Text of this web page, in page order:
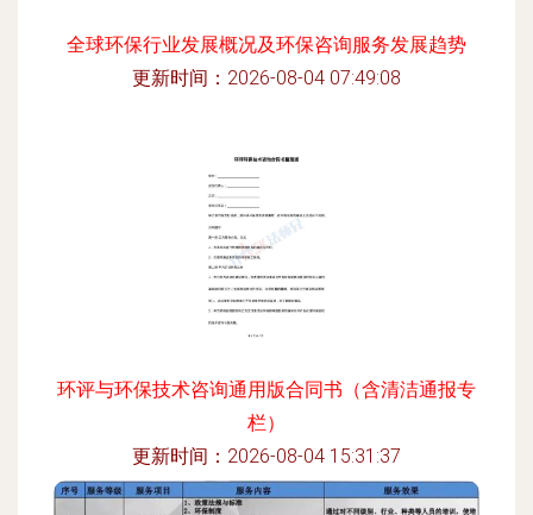
全球环保行业发展概况及环保咨询服务发展趋势
更新时间：2026-08-04 07:49:08
环评与环保技术咨询通用版合同书（含清洁通报专
栏）
更新时间：2026-08-04 15:31:37